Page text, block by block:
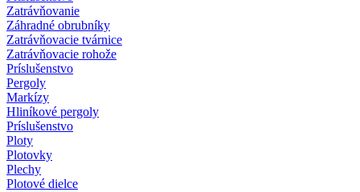
Zatrávňovanie
Záhradné obrubníky
Zatrávňovacie tvárnice
Zatrávňovacie rohože
Príslušenstvo
Pergoly
Markízy
Hliníkové pergoly
Príslušenstvo
Ploty
Plotovky
Plechy
Plotové dielce